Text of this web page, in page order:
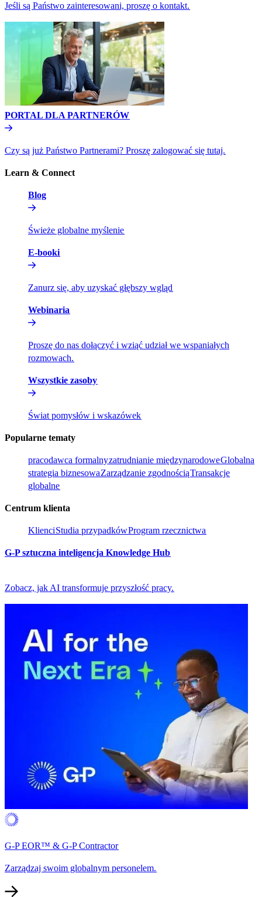
Jeśli są Państwo zainteresowani, proszę o kontakt.​​
PORTAL DLA PARTNERÓW​​
Czy są już Państwo Partnerami? Proszę zalogować się tutaj.​​
Learn & Connect​​
Blog​​
Świeże globalne myślenie​​
E-booki​​
Zanurz się, aby uzyskać głębszy wgląd​​
Webinaria​​
Proszę do nas dołączyć i wziąć udział we wspaniałych
rozmowach.​​
Wszystkie zasoby​​
Świat pomysłów i wskazówek​​
Popularne tematy​​
pracodawca formalny​​zatrudnianie międzynarodowe​​Globalna
strategia biznesowa​​Zarządzanie zgodnością​​Transakcje
globalne​​
Centrum klienta​​
Klienci​​Studia przypadków​​Program rzecznictwa​​
G-P sztuczna inteligencja Knowledge Hub​​
Zobacz, jak AI transformuje przyszłość pracy.​​
G-P EOR™ & G-P Contractor​​
Zarządzaj swoim globalnym personelem.​​